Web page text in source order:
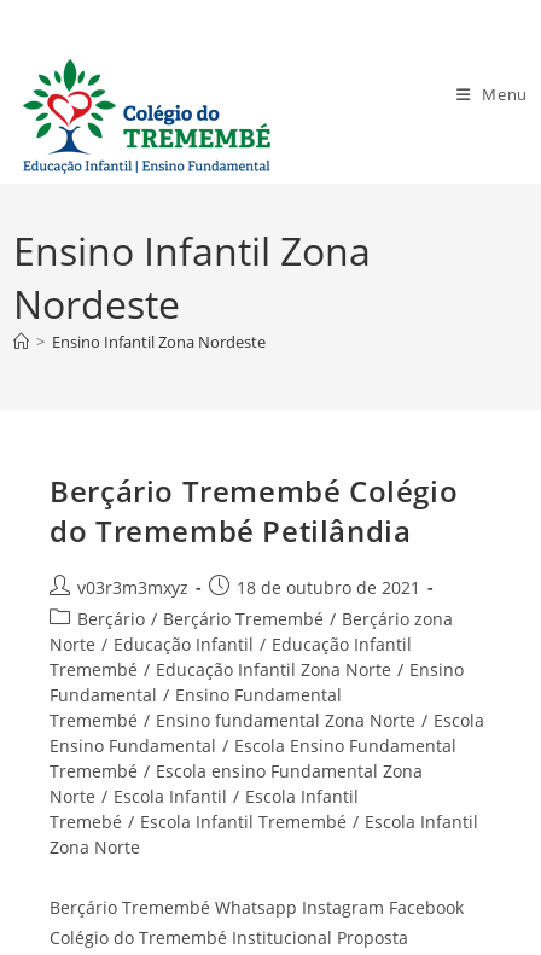
conteúdo
Menu
Ensino Infantil Zona
Nordeste
> Ensino Infantil Zona Nordeste
Berçário Tremembé Colégio
do Tremembé Petilândia
Autor
do
post:
v03r3m3mxyz
Post
publicado:
18 de outubro de 2021
Categoria
do
post:
Berçário / Berçário Tremembé / Berçário zona
Norte / Educação Infantil / Educação Infantil
Tremembé / Educação Infantil Zona Norte / Ensino
Fundamental / Ensino Fundamental
Tremembé / Ensino fundamental Zona Norte / Escola
Ensino Fundamental / Escola Ensino Fundamental
Tremembé / Escola ensino Fundamental Zona
Norte / Escola Infantil / Escola Infantil
Tremebé / Escola Infantil Tremembé / Escola Infantil
Zona Norte
Berçário Tremembé Whatsapp Instagram Facebook
Colégio do Tremembé Institucional Proposta